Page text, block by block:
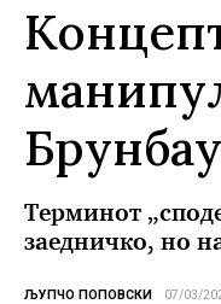
Терминот
заедничко, но
ЉУПЧО ПОПОВСКИ 07/03/